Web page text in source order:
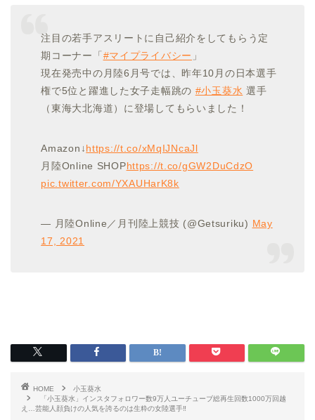
注目の若手アスリートに自己紹介をしてもらう定
期コーナー「 #マイプライバシー 」
現在発売中の月陸6月号では、昨年10月の日本選手
権で5位と躍進した女子走幅跳の #小玉葵水 選手
（東海大北海道）に登場してもらいました！
Amazon↓https://t.co/xMqIJNcaJl
月陸Online SHOPhttps://t.co/gGW2DuCdzO
pic.twitter.com/YXAUHarK8k
— 月陸Online／月刊陸上競技 (@Getsuriku) May
17, 2021
HOME
小玉葵水
「小玉葵水」インスタフォロワー数9万人ユーチューブ総再生回数1000万回越
え…芸能人顔負けの人気を誇るのは生粋の女陸選手‼